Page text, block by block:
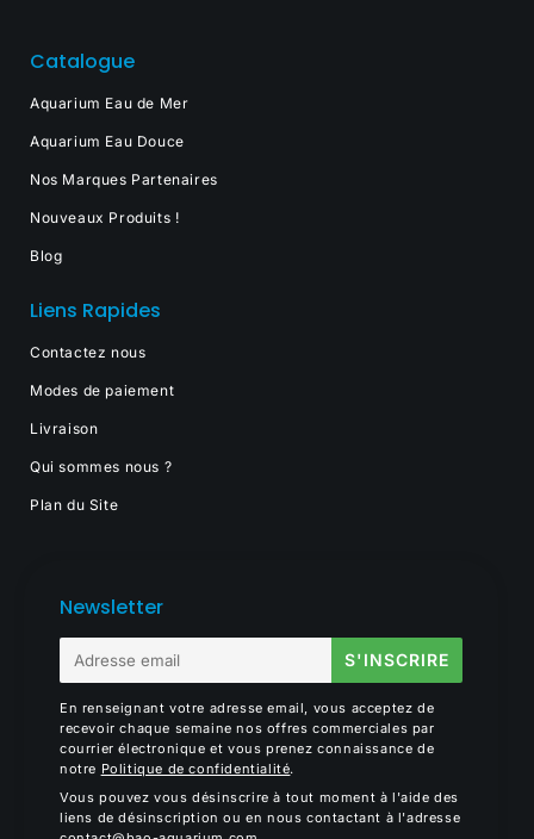
Catalogue
Aquarium Eau de Mer
Aquarium Eau Douce
Nos Marques Partenaires
Nouveaux Produits !
Blog
Liens Rapides
Contactez nous
Modes de paiement
Livraison
Qui sommes nous ?
Plan du Site
Newsletter
mail
S'INSCRIRE
En renseignant votre adresse email, vous acceptez de
recevoir chaque semaine nos offres commerciales par
courrier électronique et vous prenez connaissance de
notre Politique de confidentialité.
Vous pouvez vous désinscrire à tout moment à l'aide des
liens de désinscription ou en nous contactant à l'adresse